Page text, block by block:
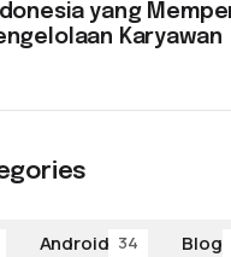
yang
Karyawan
Android 34 Blog